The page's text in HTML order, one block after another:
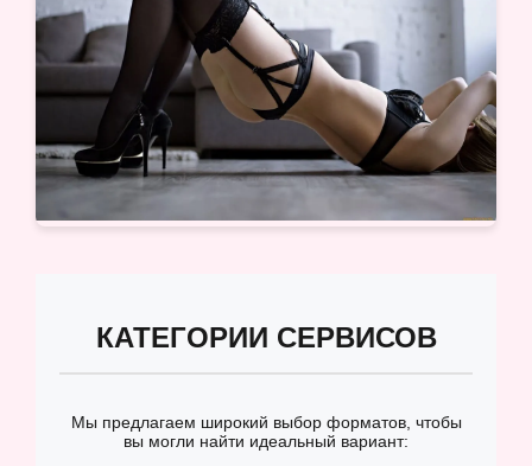
КАТЕГОРИИ СЕРВИСОВ
Мы предлагаем широкий выбор форматов, чтобы
вы могли найти идеальный вариант: